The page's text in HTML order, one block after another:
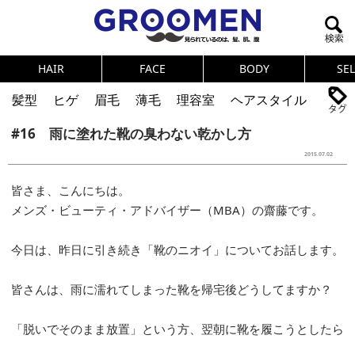
HAIR FACE BODY
髪型 ヒゲ 眉毛 薄毛 理容室
ヘアスタイル
ヘアカタログ
体臭 ニオイ
連載
メンズコスメ
NEWS PICK UP 筋肉
女の本音
テストステロン
海外セレブ 眉毛
メタボ
#16 雨に塗れた靴の臭わない乾かし方
2015.07.02
皆さま、こんにちは。
メンズ・ビューティ・アドバイザー（MBA）の齋藤です。
今日は、昨日に引き続き「靴のニオイ」についてお話します。
皆さんは、雨に濡れてしまった靴を帰宅後どうしてますか？
「脱いでそのまま放置」という方、翌朝に靴を履こうとしたら